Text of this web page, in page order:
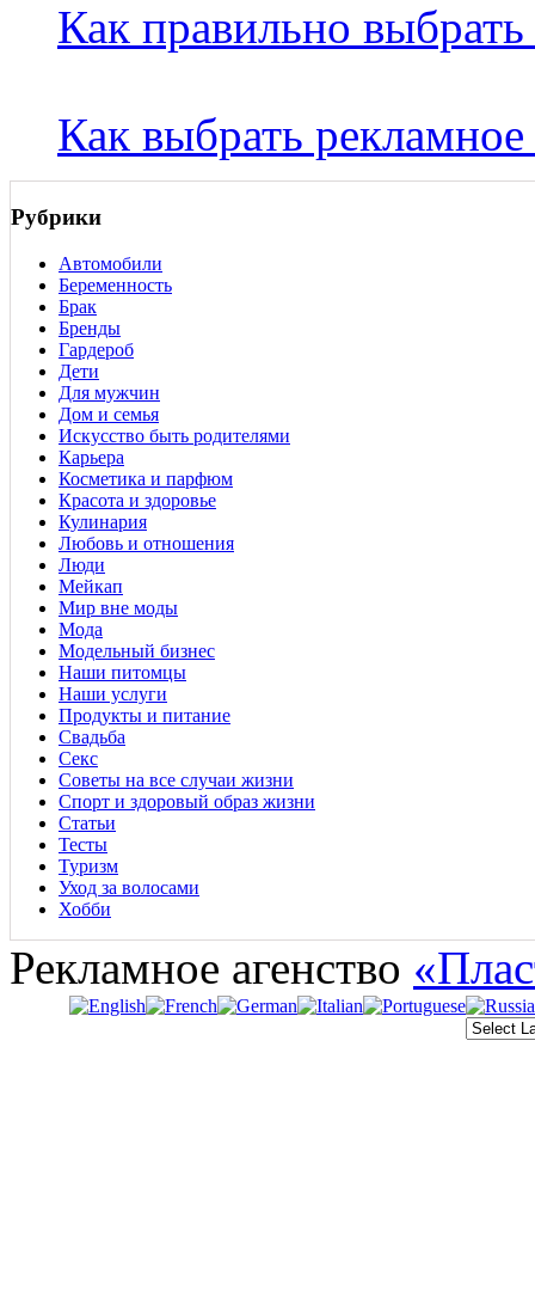
Как правильно
Как выбрать рекламное
Рубрики
Автомобили
Беременность
Брак
Бренды
Гардероб
Дети
Для мужчин
Дом и семья
Искусство быть родителями
Карьера
Косметика и парфюм
Красота и здоровье
Кулинария
Любовь и отношения
Люди
Мейкап
Мир вне моды
Мода
Модельный бизнес
Наши питомцы
Наши услуги
Продукты и питание
Свадьба
Секс
Советы на все случаи жизни
Спорт и здоровый образ жизни
Статьи
Тесты
Туризм
Уход за волосами
Хобби
Рекламное агенство